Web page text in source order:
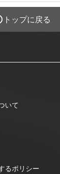
トップに戻る
いて
るポリシー